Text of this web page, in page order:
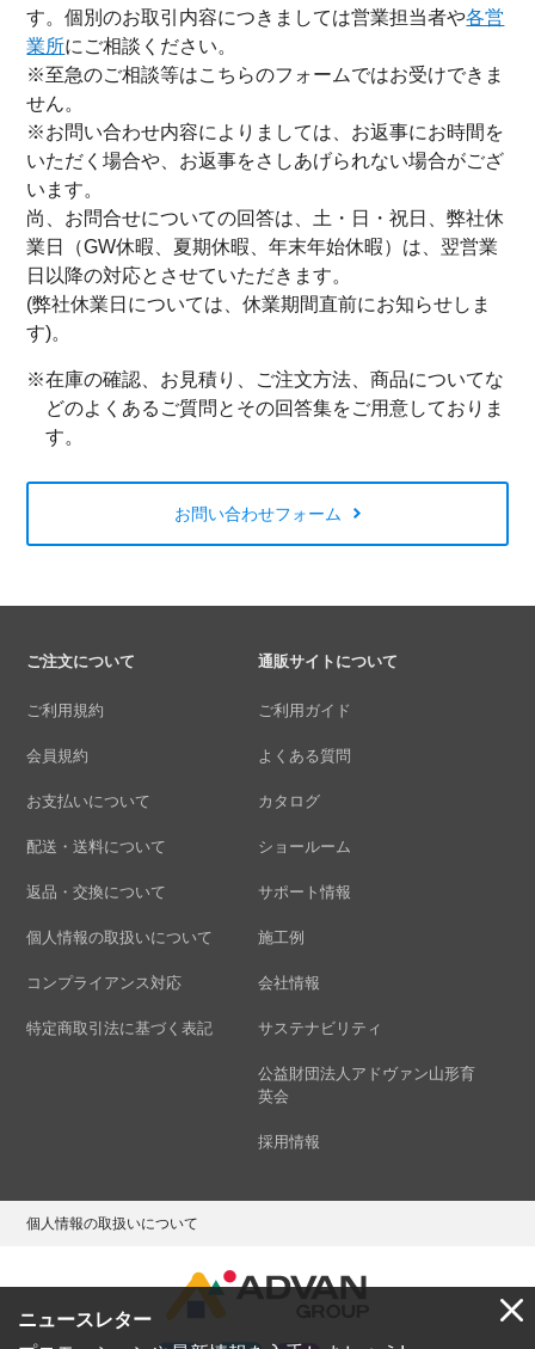
ニュースレター
す。個別のお取引内容につきましては営業担当者や各営
業所にご相談ください。
※至急のご相談等はこちらのフォームではお受けできま
せん。
※お問い合わせ内容によりましては、お返事にお時間を
いただく場合や、お返事をさしあげられない場合がござ
います。
尚、お問合せについての回答は、土・日・祝日、弊社休
業日（GW休暇、夏期休暇、年末年始休暇）は、翌営業
日以降の対応とさせていただきます。
(弊社休業日については、休業期間直前にお知らせしま
す)。
※在庫の確認、お見積り、ご注文方法、商品についてな
どのよくあるご質問とその回答集をご用意しておりま
す。
お問い合わせフォーム
ご注文について
ご利用規約
会員規約
お支払いについて
配送・送料について
返品・交換について
個人情報の取扱いについて
コンプライアンス対応
特定商取引法に基づく表記
通販サイトについて
ご利用ガイド
よくある質問
カタログ
ショールーム
サポート情報
施工例
会社情報
サステナビリティ
公益財団法人アドヴァン山形育
英会
採用情報
個人情報の取扱いについて